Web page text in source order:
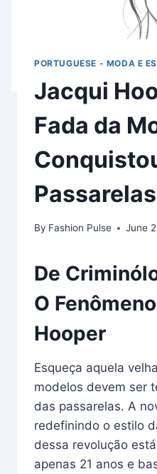
PORTUGUESE - MODA E
Jacqui
Fada da
Passarelas
By Fashion Pulse June
De
O
Hooper
Esqueça aquela
modelos devem ser
das passarelas. A
redefinindo o estilo
dessa revolução está
apenas 21 anos e